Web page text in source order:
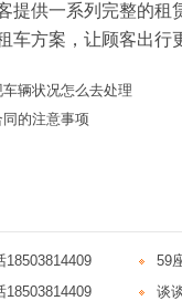
供一系列完整的租
车方案，让顾客出行
辆状况怎么去处理
的注意事项
18503814409
59
18503814409
谈